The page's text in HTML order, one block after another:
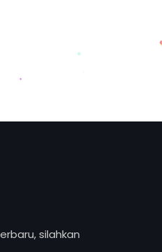
silahkan